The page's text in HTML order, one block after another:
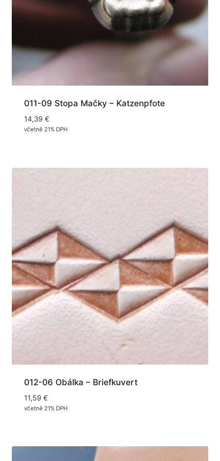
011-09 Stopa Mačky – Katzenpfote
14,39 €
včetně 21% DPH
012-06 Obálka – Briefkuvert
11,59 €
včetně 21% DPH